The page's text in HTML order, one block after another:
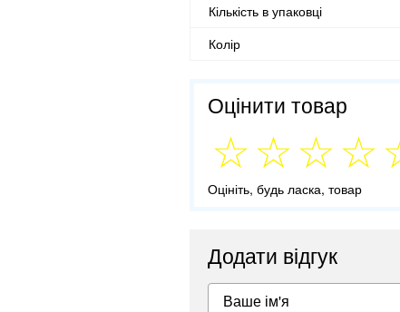
Кількість в упаковці
Колір
Оцінити товар
Оцініть, будь ласка, товар
Додати відгук
Ваше ім'я